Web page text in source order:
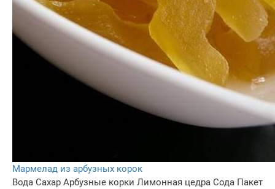
Мармелад из арбузных корок
Вода Сахар Арбузные корки Лимонная цедра Сода Пакет